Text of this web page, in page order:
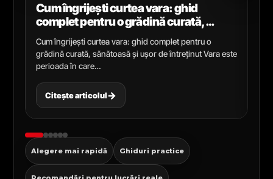
Cum îngrijești curtea vara: ghid
complet pentru o grădină curată,
sănătoasă și ușor de întreținut
Cum îngrijești curtea vara: ghid complet pentru o
grădină curată, sănătoasă și ușor de întreținut Vara este
perioada în care…
Citește articolul→
Alegere mai rapidă Ghiduri practice